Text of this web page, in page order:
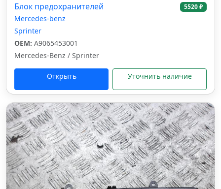
Блок предохранителей 5520 ₽
Mercedes-benz
Sprinter
OEM: A9065453001
Mercedes-Benz / Sprinter
Открыть Уточнить наличие